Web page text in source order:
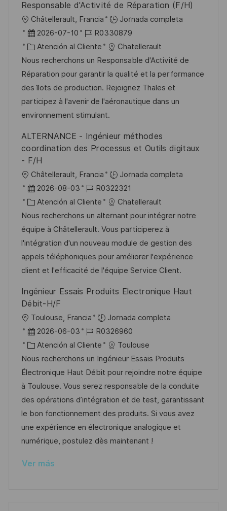
b
l
i
c
a
c
i
ó
n
o
a
Responsable d'Activité de Réparation (F/H)
U
b
c
a
c
i
ó
Châtellerault, Francia
Jornada completa
F
e
c
h
a
d
e
u
b
l
c
n
2026-07-10
I
D
d
e
e
m
p
e
R0330879
C
a
t
e
g
o
í
a
Atención al Cliente
Chatellerault
Nous recherchons un Responsable d'Activité de
Réparation pour garantir la qualité et la performance
des îlots de production. Rejoignez Thales et
participez à l'avenir de l'aéronautique dans un
environnement stimulant.
ALTERNANCE - Ingénieur méthodes
coordination des Processus et Outils digitaux
- F/H
U
b
c
a
c
i
ó
Châtellerault, Francia
Jornada completa
F
e
c
h
a
d
e
u
i
2026-08-03
I
D
d
e
e
m
p
e
R0322321
C
a
t
e
g
o
í
Atención al Cliente
Chatellerault
Nous recherchons un alternant pour intégrer notre
équipe à Châtellerault. Vous participerez à
l'intégration d'un nouveau module de gestion des
appels téléphoniques pour améliorer l'expérience
client et l'efficacité de l'équipe Service Client.
Ingénieur Essais Produits Electronique Haut
Débit-H/F
U
b
c
a
c
i
ó
n
Toulouse, Francia
Jornada completa
F
e
c
h
a
d
e
p
u
l
2026-06-03
I
D
d
e
e
m
p
l
e
R0326960
C
a
t
e
g
o
r
í
Atención al Cliente
Toulouse
Nous recherchons un Ingénieur Essais Produits
Électronique Haut Débit pour rejoindre notre équipe
à Toulouse. Vous serez responsable de la conduite
des opérations d’intégration et de test, garantissant
le bon fonctionnement des produits. Si vous avez
une expérience en électronique analogique et
numérique, postulez dès maintenant !
Ver más